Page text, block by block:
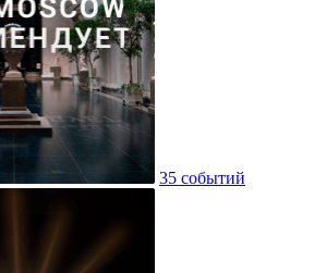
35 событий